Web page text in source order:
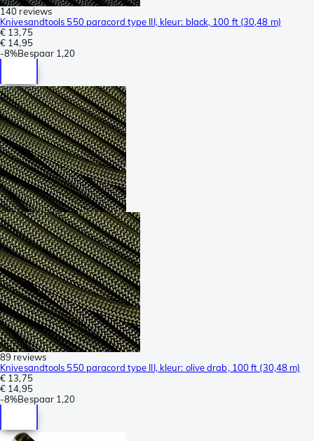
140 reviews
Knivesandtools 550 paracord type III, kleur: black, 100 ft (30,48 m)
€ 13,75
€ 14,95
-8%Bespaar 1,20
89 reviews
Knivesandtools 550 paracord type III, kleur: olive drab, 100 ft (30,48 m)
€ 13,75
€ 14,95
-8%Bespaar 1,20